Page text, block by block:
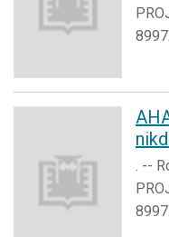
. --